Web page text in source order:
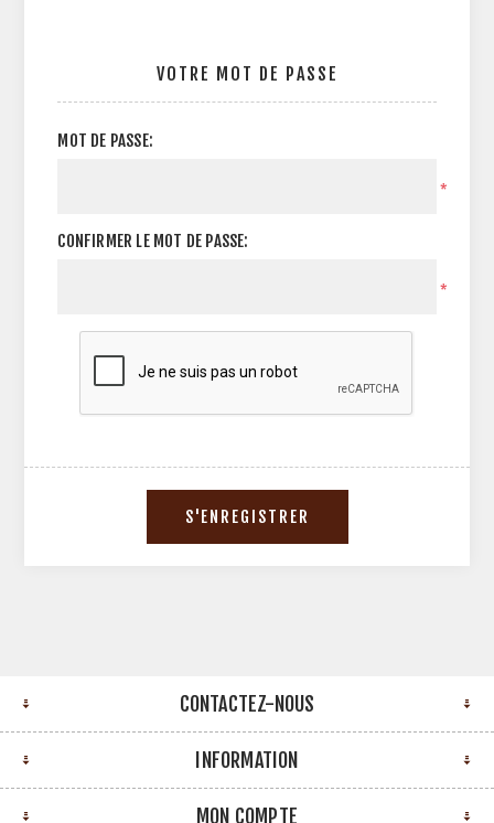
VOTRE MOT DE PASSE
MOT DE PASSE:
*
CONFIRMER LE MOT DE PASSE:
*
CONTACTEZ-NOUS
INFORMATION
MON COMPTE